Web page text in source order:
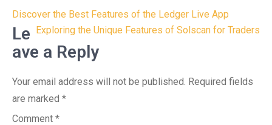
Post
navigation
Discover the Best Features of the Ledger Live App
Exploring the Unique Features of Solscan for Traders
Le
ave a Reply
Your email address will not be published. Required fields
are marked *
Comment *